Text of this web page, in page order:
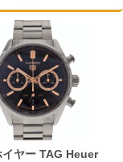
イヤー TAG Heuer